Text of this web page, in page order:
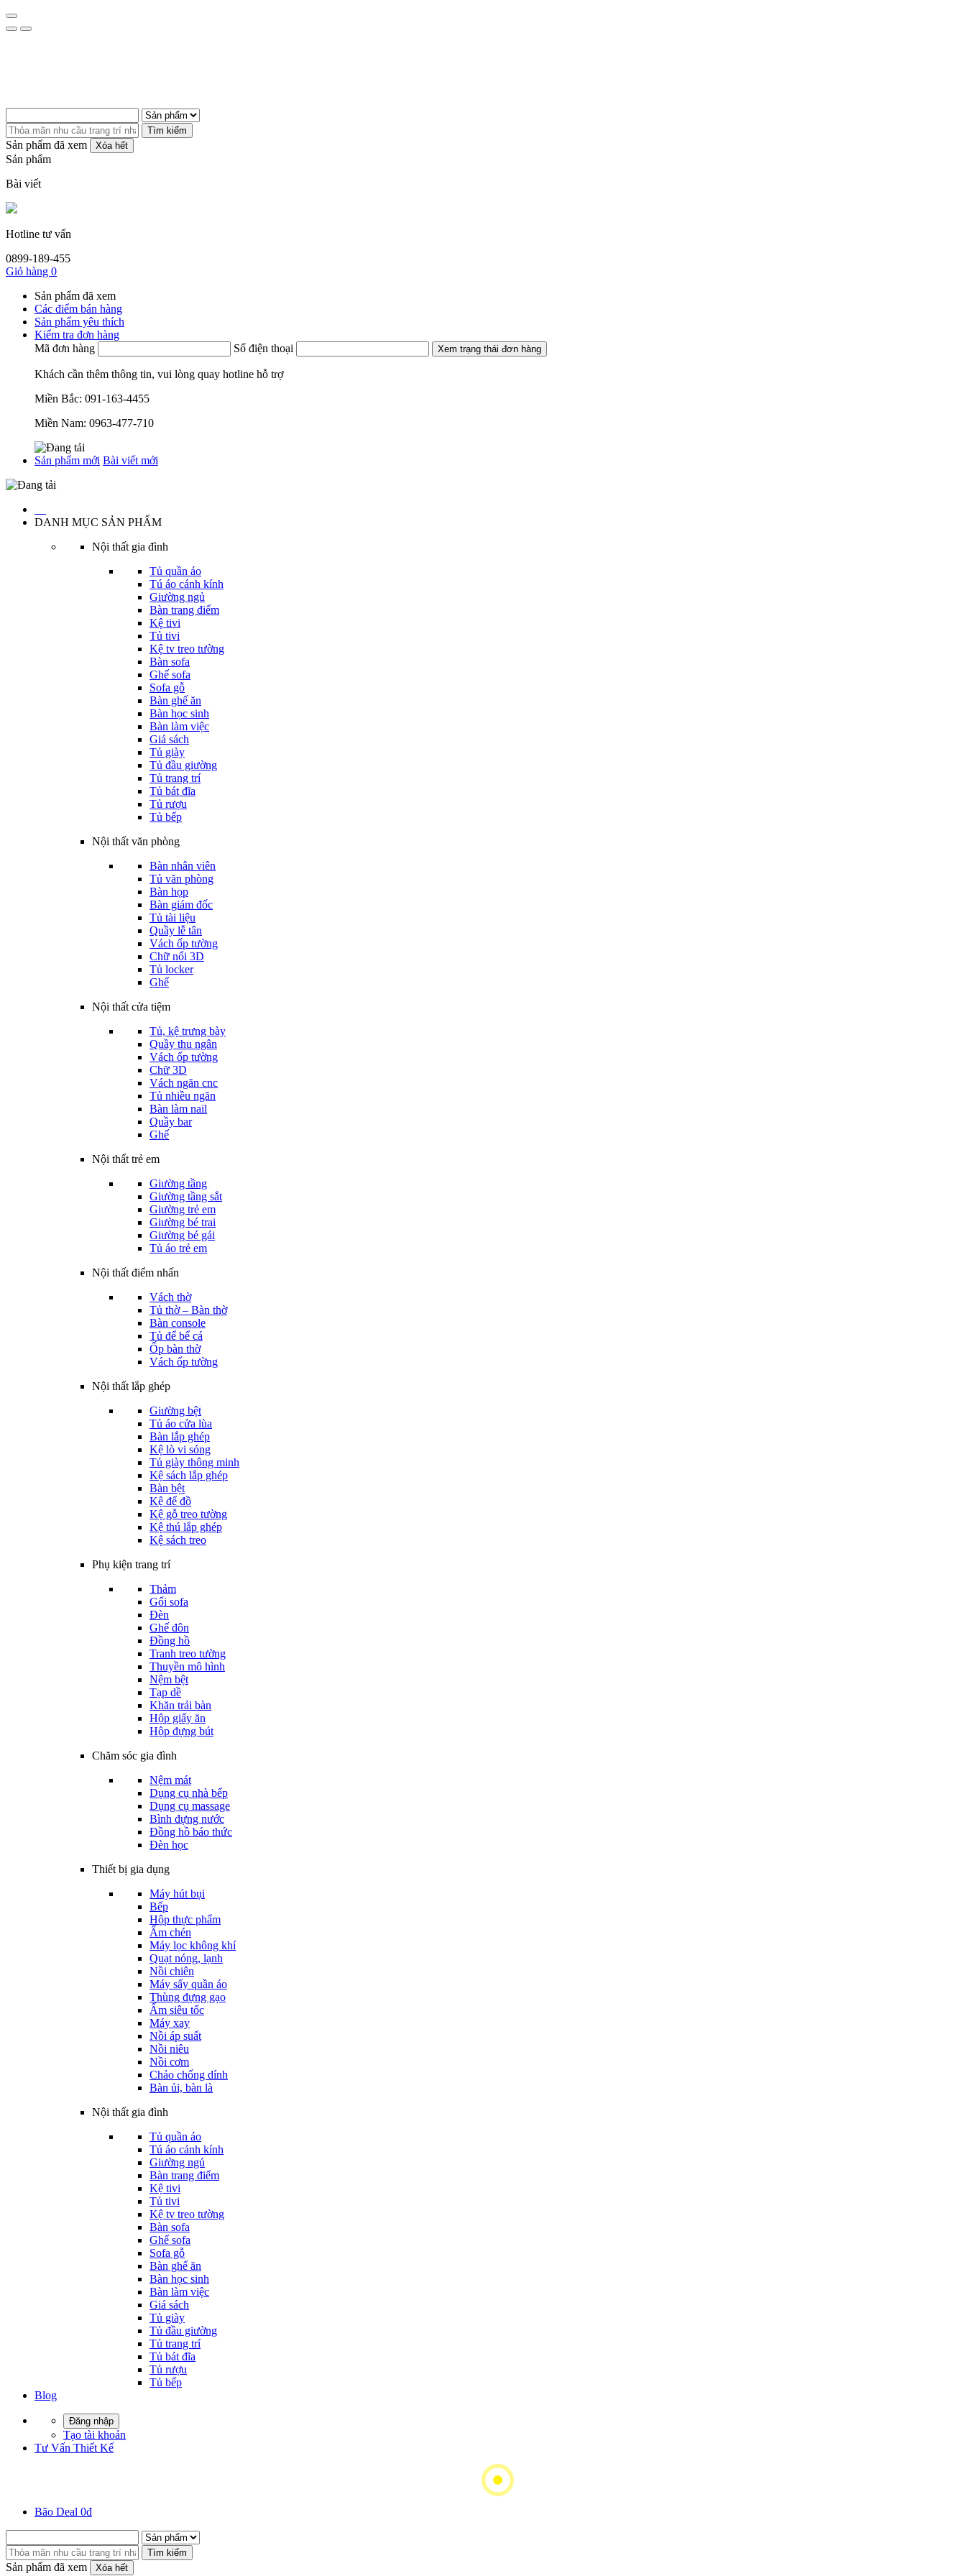
Tìm kiếm
Sản phẩm đã xem Xóa hết
Sản phẩm
Bài viết
Hotline tư vấn
0899-189-455
Giỏ hàng 0
Sản phẩm đã xem
Các điểm bán hàng
Sản phẩm yêu thích
Kiểm tra đơn hàng
Mã đơn hàng
Số điện thoại Xem trạng thái đơn hàng
Khách cần thêm thông tin, vui lòng quay hotline hỗ trợ
Miền Bắc: 091-163-4455
Miền Nam: 0963-477-710
Sản phẩm mới Bài viết mới
DANH MỤC SẢN PHẨM
Nội thất gia đình
Tủ quần áo
Tú áo cánh kính
Giường ngủ
Bàn trang điểm
Kệ tivi
Tủ tivi
Kệ tv treo tường
Bàn sofa
Ghế sofa
Sofa gỗ
Bàn ghế ăn
Bàn học sinh
Bàn làm việc
Giá sách
Tủ giày
Tủ đầu giường
Tủ trang trí
Tủ bát đĩa
Tủ rượu
Tủ bếp
Nội thất văn phòng
Bàn nhân viên
Tủ văn phòng
Bàn họp
Bàn giám đốc
Tủ tài liệu
Quầy lễ tân
Vách ốp tường
Chữ nổi 3D
Tủ locker
Ghế
Nội thất cửa tiệm
Tủ, kệ trưng bày
Quầy thu ngân
Vách ốp tường
Chữ 3D
Vách ngăn cnc
Tủ nhiều ngăn
Bàn làm nail
Quầy bar
Ghế
Nội thất trẻ em
Giường tầng
Giường tầng sắt
Giường trẻ em
Giường bé trai
Giường bé gái
Tủ áo trẻ em
Nội thất điểm nhấn
Vách thờ
Tủ thờ – Bàn thờ
Bàn console
Tủ để bể cá
Ốp bàn thờ
Vách ốp tường
Nội thất lắp ghép
Giường bệt
Tủ áo cửa lùa
Bàn lắp ghép
Kệ lò vi sóng
Tủ giày thông minh
Kệ sách lắp ghép
Bàn bệt
Kệ để đồ
Kệ gỗ treo tường
Kệ thú lắp ghép
Kệ sách treo
Phụ kiện trang trí
Thảm
Gối sofa
Đèn
Ghế đôn
Đồng hồ
Tranh treo tường
Thuyền mô hình
Nệm bệt
Tạp dề
Khăn trải bàn
Hộp giấy ăn
Hộp đựng bút
Chăm sóc gia đình
Nệm mát
Dụng cụ nhà bếp
Dụng cụ massage
Bình đựng nước
Đồng hồ báo thức
Đèn học
Thiết bị gia dụng
Máy hút bụi
Bếp
Hộp thực phẩm
Ấm chén
Máy lọc không khí
Quạt nóng, lạnh
Nồi chiên
Máy sấy quần áo
Thùng đựng gạo
Ấm siêu tốc
Máy xay
Nồi áp suất
Nồi niêu
Nồi cơm
Chảo chống dính
Bàn ủi, bàn là
Nội thất gia đình
Tủ quần áo
Tú áo cánh kính
Giường ngủ
Bàn trang điểm
Kệ tivi
Tủ tivi
Kệ tv treo tường
Bàn sofa
Ghế sofa
Sofa gỗ
Bàn ghế ăn
Bàn học sinh
Bàn làm việc
Giá sách
Tủ giày
Tủ đầu giường
Tủ trang trí
Tủ bát đĩa
Tủ rượu
Tủ bếp
Blog
Đăng nhập
Tạo tài khoản
Tư Vấn Thiết Kế
Bão Deal 0đ
Tìm kiếm
Sản phẩm đã xem Xóa hết